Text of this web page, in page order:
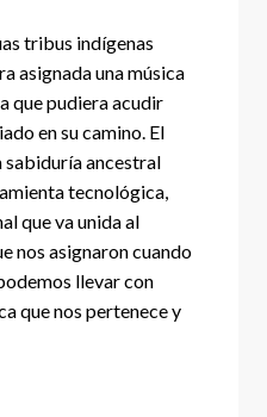
tribus indígenas
asignada una música
que pudiera acudir
en su camino. El
sabiduría ancestral
tecnológica,
que va unida al
nos asignaron cuando
llevar con
que nos pertenece y